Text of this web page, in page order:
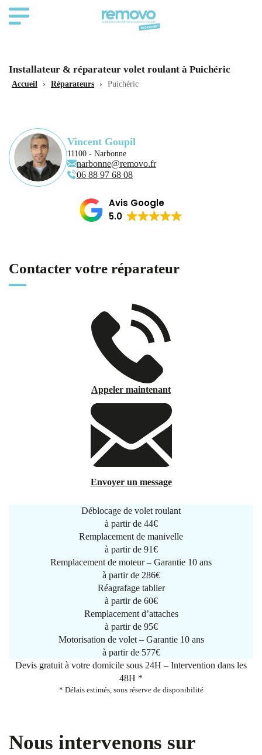
Installateur & réparateur volet roulant à Puichéric
Accueil › Réparateurs › Puichéric
Vincent Goupil
11100 - Narbonne
narbonne@removo.fr
06 88 97 68 08
Avis Google
5.0
Contacter votre réparateur
Appeler maintenant
Envoyer un message
Déblocage de volet roulant
à partir de 44€
Remplacement de manivelle
à partir de 91€
Remplacement de moteur – Garantie 10 ans
à partir de 286€
Réagrafage tablier
à partir de 60€
Remplacement d’attaches
à partir de 95€
Motorisation de volet – Garantie 10 ans
à partir de 577€
Devis gratuit à votre domicile sous 24H – Intervention dans les
48H *
* Délais estimés, sous réserve de disponibilité
Nous intervenons sur